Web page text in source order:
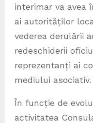
interimar va avea
ai autorităților
vederea derulării
redeschiderii
reprezentanți ai
mediului asociativ.
În funcție de
activitatea